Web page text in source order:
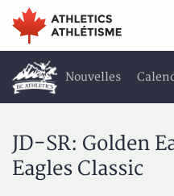
Aller
au
menu
principal
Aller
au
contenu
principal
Nouvelles
JD-SR: Golden
Eagles Classic